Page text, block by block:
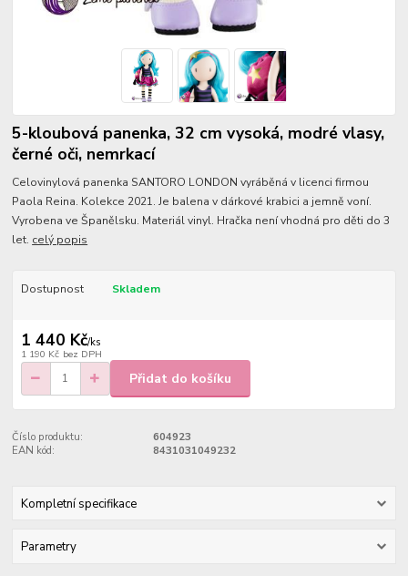
5-kloubová panenka, 32 cm vysoká, modré vlasy,
černé oči, nemrkací
Celovinylová panenka SANTORO LONDON vyráběná v licenci firmou
Paola Reina. Kolekce 2021. Je balena v dárkové krabici a jemně voní.
Vyrobena ve Španělsku. Materiál vinyl. Hračka není vhodná pro děti do 3
let. celý popis
Dostupnost Skladem
1 440 Kč/ks
1 190 Kč bez DPH
Přidat do košíku
Číslo produktu:
604923
EAN kód:
8431031049232
Kompletní specifikace
Parametry